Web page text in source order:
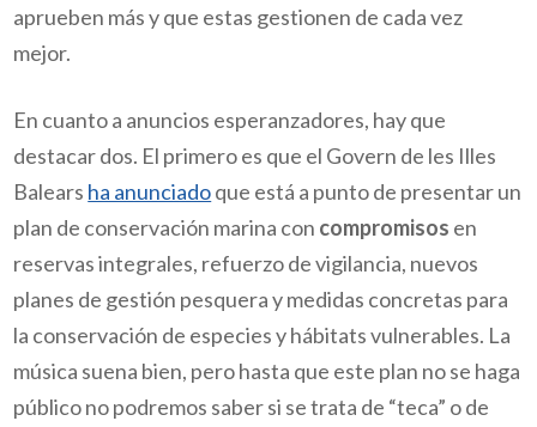
aprueben más y que estas gestionen de cada vez
mejor.
En cuanto a anuncios esperanzadores, hay que
destacar dos. El primero es que el Govern de les Illes
Balears ha anunciadoque está a punto de presentar un
plan de conservación marina con compromisos en
reservas integrales, refuerzo de vigilancia, nuevos
planes de gestión pesquera y medidas concretas para
la conservación de especies y hábitats vulnerables. La
música suena bien, pero hasta que este plan no se haga
público no podremos saber si se trata de “teca” o de